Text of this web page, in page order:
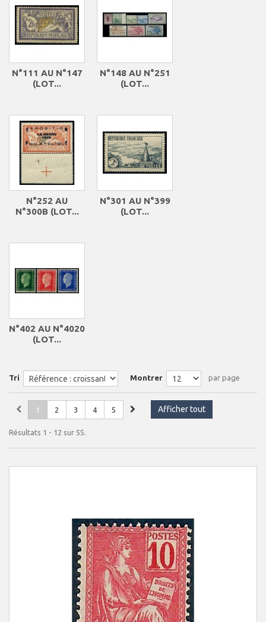
N°111 AU N°147
(LOT...
N°148 AU N°251
(LOT...
N°252 AU
N°300B (LOT...
N°301 AU N°399
(LOT...
N°402 AU N°4020
(LOT...
Tri Montrer par page
Afficher tout
1 2 3 4 5
Résultats 1 - 12 sur 55.